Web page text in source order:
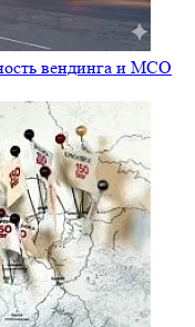
вендинга и МСО